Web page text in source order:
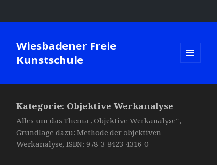
Wiesbadener Freie
Kunstschule
WIDGETS
Kategorie: Objektive Werkanalyse
Alles um das Thema „Objektive Werkanalyse“,
Grundlage dazu: Methode der objektiven
Werkanalyse, ISBN: 978-3-8423-4316-0